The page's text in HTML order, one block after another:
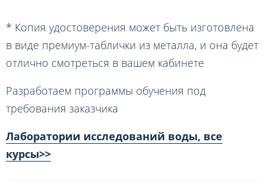
* Копия удостоверения может быть изготовлена
в виде премиум-таблички из металла, и она будет
отлично смотреться в вашем кабинете
Разработаем программы обучения под
требования заказчика
Лаборатории исследований воды, все
курсы>>